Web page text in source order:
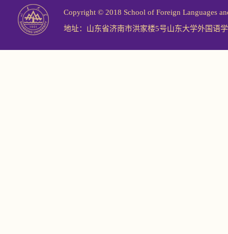
Copyright © 2018 School of Foreign Languages
地址：山东省济南市洪家楼5号山东大学外国语